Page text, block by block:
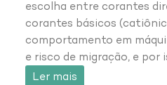
escolha entre corantes
corantes básicos
comportamento em
e risco de migração, e por
Ler mais